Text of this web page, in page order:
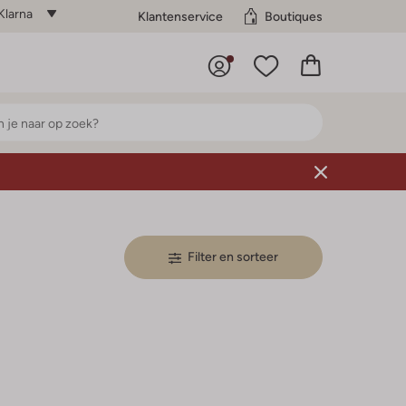
Klantenservice Boutiques
Filter en sorteer